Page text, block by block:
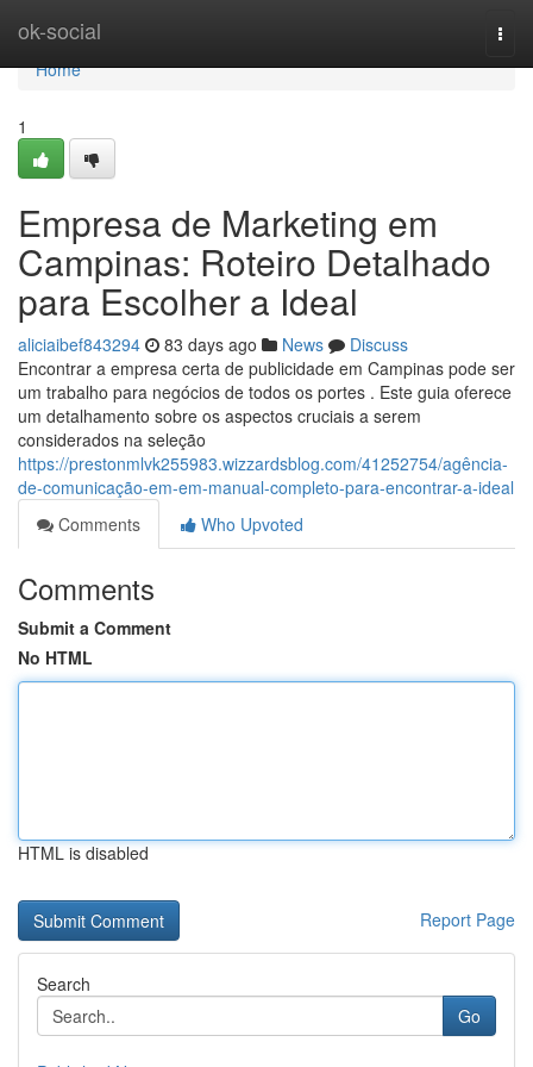
ok-social
Home
Home
1
Empresa de Marketing em
Campinas: Roteiro Detalhado
para Escolher a Ideal
aliciaibef843294 83 days ago News
Discuss
Encontrar a empresa certa de publicidade em Campinas pode ser
um trabalho para negócios de todos os portes . Este guia oferece
um detalhamento sobre os aspectos cruciais a serem
considerados na seleção
https://prestonmlvk255983.wizzardsblog.com/41252754/agência-
de-comunicação-em-em-manual-completo-para-encontrar-a-ideal
Comments
Who Upvoted
Comments
Submit a Comment
No HTML
HTML is disabled
Report Page
Search
Go